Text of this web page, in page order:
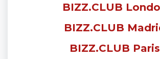
BIZZ.CLUB
BIZZ.CLUB
BIZZ.CLUB Paris